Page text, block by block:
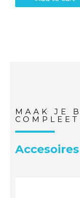
MAAK JE
COMPLEET